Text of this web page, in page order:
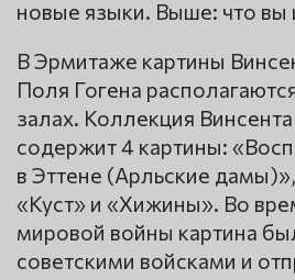
новые языки. Выше: что вы
В Эрмитаже картины
Поля Гогена
залах. Коллекция
содержит 4 картины:
в Эттене (Арльские
«Куст» и «Хижины». Во
мировой войны картина
советскими войсками и